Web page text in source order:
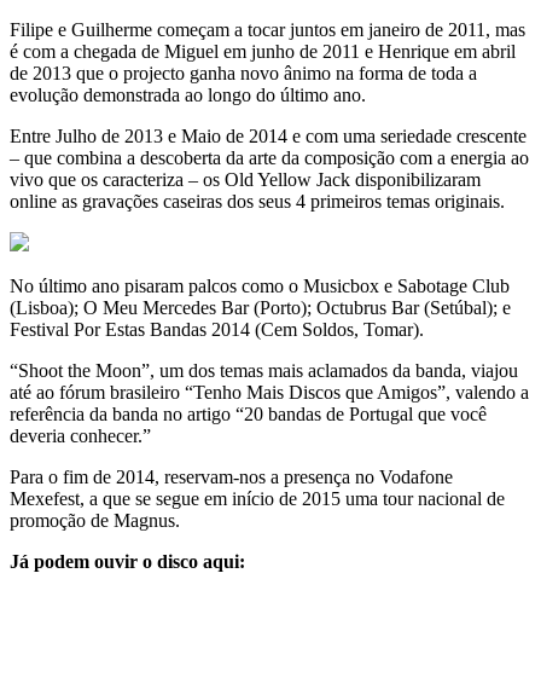
Filipe e Guilherme começam a tocar juntos em janeiro de 2011, mas
é com a chegada de Miguel em junho de 2011 e Henrique em abril
de 2013 que o projecto ganha novo ânimo na forma de toda a
evolução demonstrada ao longo do último ano.
Entre Julho de 2013 e Maio de 2014 e com uma seriedade crescente
– que combina a descoberta da arte da composição com a energia ao
vivo que os caracteriza – os Old Yellow Jack disponibilizaram
online as gravações caseiras dos seus 4 primeiros temas originais.
No último ano pisaram palcos como o Musicbox e Sabotage Club
(Lisboa); O Meu Mercedes Bar (Porto); Octubrus Bar (Setúbal); e
Festival Por Estas Bandas 2014 (Cem Soldos, Tomar).
“Shoot the Moon”, um dos temas mais aclamados da banda, viajou
até ao fórum brasileiro “Tenho Mais Discos que Amigos”, valendo a
referência da banda no artigo “20 bandas de Portugal que você
deveria conhecer.”
Para o fim de 2014, reservam-nos a presença no Vodafone
Mexefest, a que se segue em início de 2015 uma tour nacional de
promoção de Magnus.
Já podem ouvir o disco aqui: